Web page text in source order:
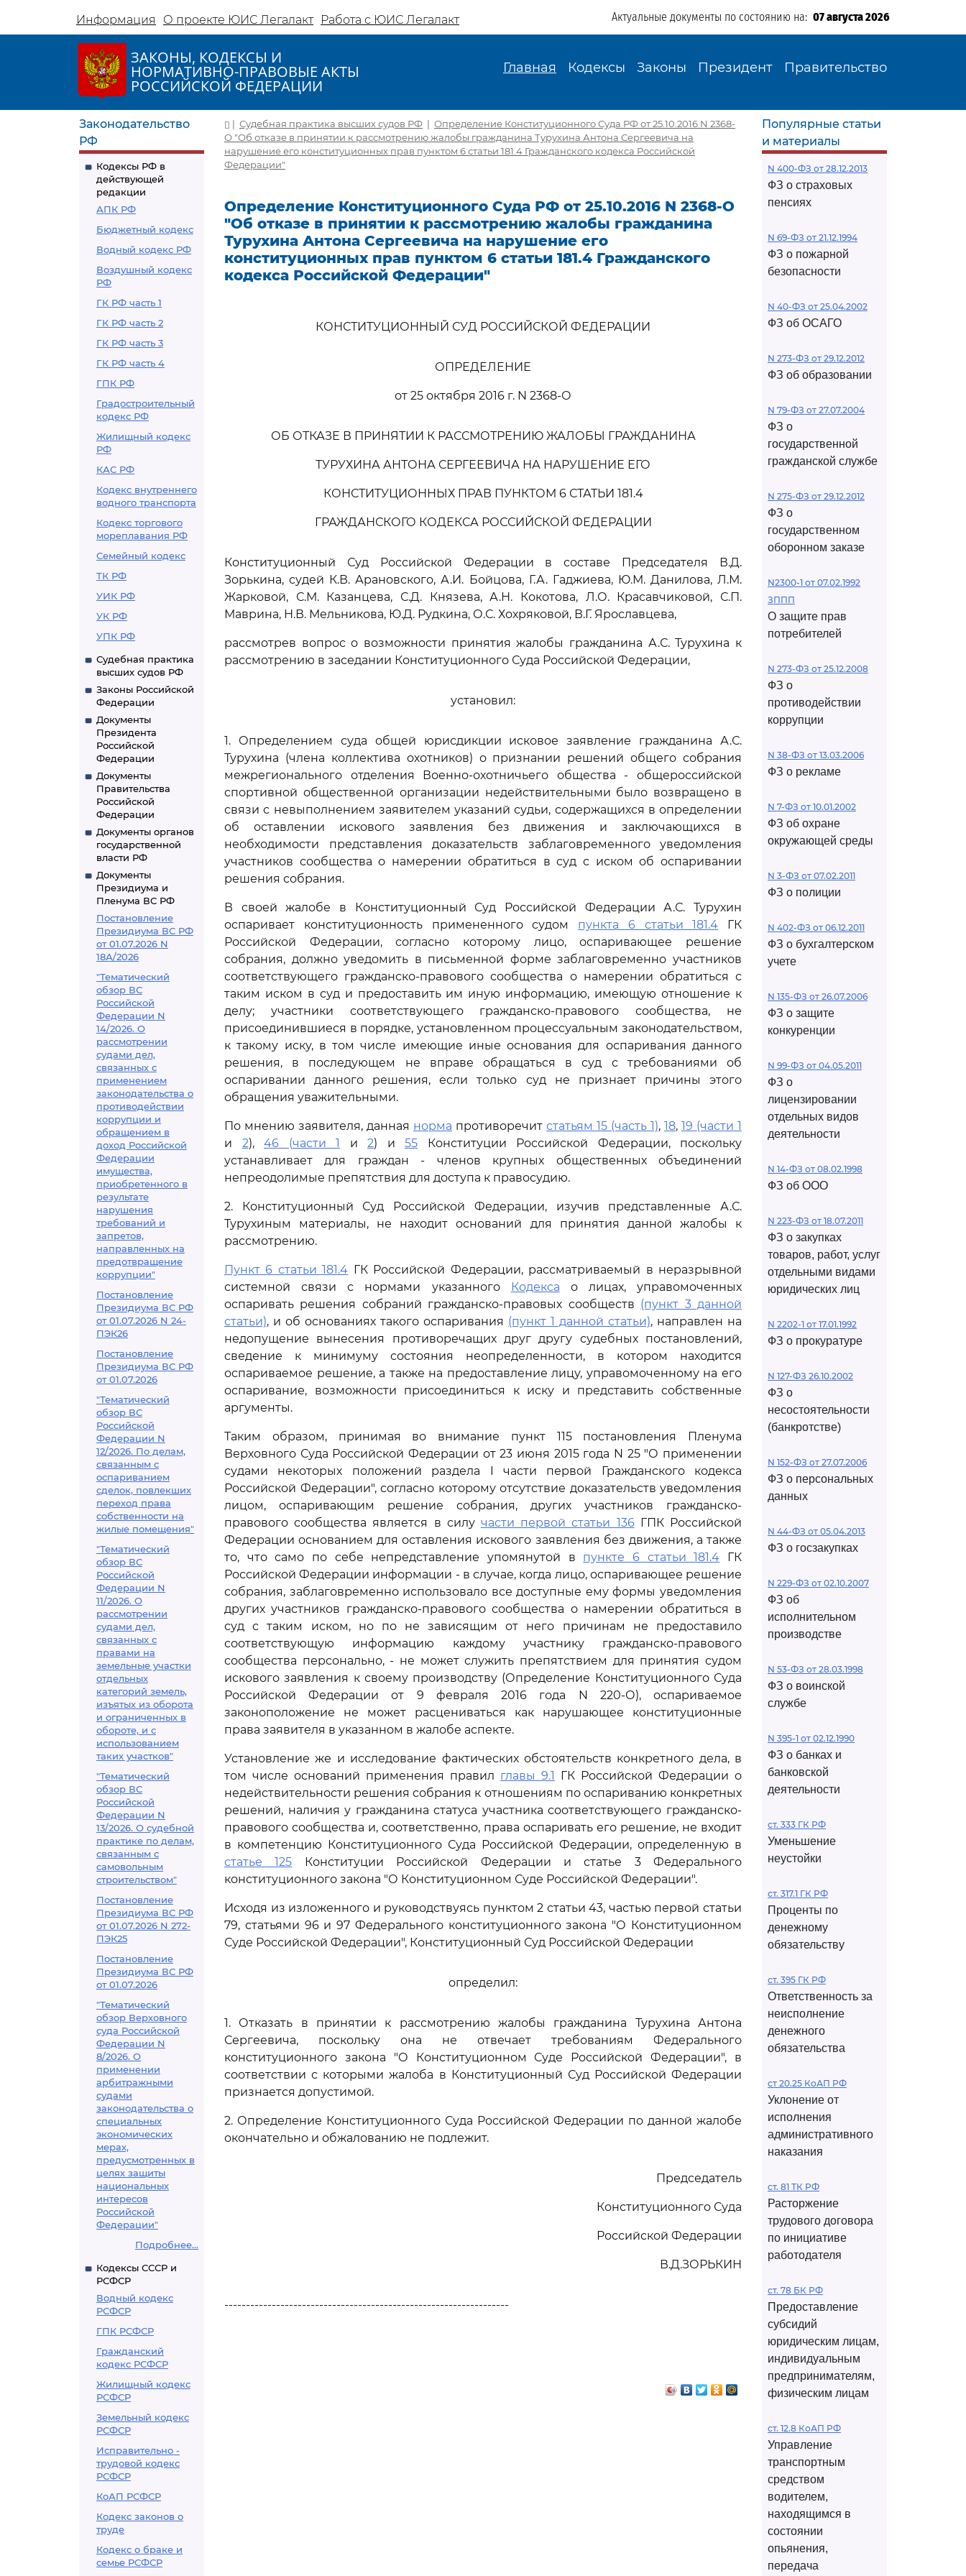
Информация О проекте ЮИС Легалакт Работа с ЮИС Легалакт Актуальные документы по состоянию на: 07 августа 2026
ЗАКОНЫ, КОДЕКСЫ И
НОРМАТИВНО-ПРАВОВЫЕ АКТЫ
РОССИЙСКОЙ ФЕДЕРАЦИИ
Главная Кодексы Законы Президент Правительство
Законодательство
РФ
Кодексы РФ в
действующей
редакции
АПК РФ
Бюджетный кодекс
Водный кодекс РФ
Воздушный кодекс
РФ
ГК РФ часть 1
ГК РФ часть 2
ГК РФ часть 3
ГК РФ часть 4
ГПК РФ
Градостроительный
кодекс РФ
Жилищный кодекс
РФ
КАС РФ
Кодекс внутреннего
водного транспорта
Кодекс торгового
мореплавания РФ
Семейный кодекс
ТК РФ
УИК РФ
УК РФ
УПК РФ
Судебная практика
высших судов РФ
Законы Российской
Федерации
Документы
Президента
Российской
Федерации
Документы
Правительства
Российской
Федерации
Документы органов
государственной
власти РФ
Документы
Президиума и
Пленума ВС РФ
Постановление
Президиума ВС РФ
от 01.07.2026 N
18А/2026
"Тематический
обзор ВС
Российской
Федерации N
14/2026. О
рассмотрении
судами дел,
связанных с
применением
законодательства о
противодействии
коррупции и
обращением в
доход Российской
Федерации
имущества,
приобретенного в
результате
нарушения
требований и
запретов,
направленных на
предотвращение
коррупции"
Постановление
Президиума ВС РФ
от 01.07.2026 N 24-
ПЭК26
Постановление
Президиума ВС РФ
от 01.07.2026
"Тематический
обзор ВС
Российской
Федерации N
12/2026. По делам,
связанным с
оспариванием
сделок, повлекших
переход права
собственности на
жилые помещения"
"Тематический
обзор ВС
Российской
Федерации N
11/2026. О
рассмотрении
судами дел,
связанных с
правами на
земельные участки
отдельных
категорий земель,
изъятых из оборота
и ограниченных в
обороте, и с
использованием
таких участков"
"Тематический
обзор ВС
Российской
Федерации N
13/2026. О судебной
практике по делам,
связанным с
самовольным
строительством"
Постановление
Президиума ВС РФ
от 01.07.2026 N 272-
ПЭК25
Постановление
Президиума ВС РФ
от 01.07.2026
"Тематический
обзор Верховного
суда Российской
Федерации N
8/2026. О
применении
арбитражными
судами
законодательства о
специальных
экономических
мерах,
предусмотренных в
целях защиты
национальных
интересов
Российской
Федерации"
Подробнее...
Кодексы СССР и
РСФСР
Водный кодекс
РСФСР
ГПК РСФСР
Гражданский
кодекс РСФСР
Жилищный кодекс
РСФСР
Земельный кодекс
РСФСР
Исправительно -
трудовой кодекс
РСФСР
КоАП РСФСР
Кодекс законов о
труде
Кодекс о браке и
семье РСФСР
| Судебная практика высших судов РФ | Определение Конституционного Суда РФ от 25.10.2016 N 2368-
О "Об отказе в принятии к рассмотрению жалобы гражданина Турухина Антона Сергеевича на
нарушение его конституционных прав пунктом 6 статьи 181.4 Гражданского кодекса Российской
Федерации"
Определение Конституционного Суда РФ от 25.10.2016 N 2368-О
"Об отказе в принятии к рассмотрению жалобы гражданина
Турухина Антона Сергеевича на нарушение его
конституционных прав пунктом 6 статьи 181.4 Гражданского
кодекса Российской Федерации"
КОНСТИТУЦИОННЫЙ СУД РОССИЙСКОЙ ФЕДЕРАЦИИ
ОПРЕДЕЛЕНИЕ
от 25 октября 2016 г. N 2368-О
ОБ ОТКАЗЕ В ПРИНЯТИИ К РАССМОТРЕНИЮ ЖАЛОБЫ ГРАЖДАНИНА
ТУРУХИНА АНТОНА СЕРГЕЕВИЧА НА НАРУШЕНИЕ ЕГО
КОНСТИТУЦИОННЫХ ПРАВ ПУНКТОМ 6 СТАТЬИ 181.4
ГРАЖДАНСКОГО КОДЕКСА РОССИЙСКОЙ ФЕДЕРАЦИИ
Конституционный Суд Российской Федерации в составе Председателя В.Д.
Зорькина, судей К.В. Арановского, А.И. Бойцова, Г.А. Гаджиева, Ю.М. Данилова, Л.М.
Жарковой, С.М. Казанцева, С.Д. Князева, А.Н. Кокотова, Л.О. Красавчиковой, С.П.
Маврина, Н.В. Мельникова, Ю.Д. Рудкина, О.С. Хохряковой, В.Г. Ярославцева,
рассмотрев вопрос о возможности принятия жалобы гражданина А.С. Турухина к
рассмотрению в заседании Конституционного Суда Российской Федерации,
установил:
1. Определением суда общей юрисдикции исковое заявление гражданина А.С.
Турухина (члена коллектива охотников) о признании решений общего собрания
межрегионального отделения Военно-охотничьего общества - общероссийской
спортивной общественной организации недействительными было возвращено в
связи с невыполнением заявителем указаний судьи, содержащихся в определении
об оставлении искового заявления без движения и заключающихся в
необходимости представления доказательств заблаговременного уведомления
участников сообщества о намерении обратиться в суд с иском об оспаривании
решения собрания.
В своей жалобе в Конституционный Суд Российской Федерации А.С. Турухин
оспаривает конституционность примененного судом пункта 6 статьи 181.4 ГК
Российской Федерации, согласно которому лицо, оспаривающее решение
собрания, должно уведомить в письменной форме заблаговременно участников
соответствующего гражданско-правового сообщества о намерении обратиться с
таким иском в суд и предоставить им иную информацию, имеющую отношение к
делу; участники соответствующего гражданско-правового сообщества, не
присоединившиеся в порядке, установленном процессуальным законодательством,
к такому иску, в том числе имеющие иные основания для оспаривания данного
решения, в последующем не вправе обращаться в суд с требованиями об
оспаривании данного решения, если только суд не признает причины этого
обращения уважительными.
По мнению заявителя, данная норма противоречит статьям 15 (часть 1), 18, 19 (части 1
и 2), 46 (части 1 и 2) и 55 Конституции Российской Федерации, поскольку
устанавливает для граждан - членов крупных общественных объединений
непреодолимые препятствия для доступа к правосудию.
2. Конституционный Суд Российской Федерации, изучив представленные А.С.
Турухиным материалы, не находит оснований для принятия данной жалобы к
рассмотрению.
Пункт 6 статьи 181.4 ГК Российской Федерации, рассматриваемый в неразрывной
системной связи с нормами указанного
Кодекса о лицах, управомоченных
оспаривать решения собраний гражданско-правовых сообществ (пункт 3 данной
статьи), и об основаниях такого оспаривания (пункт 1 данной статьи), направлен на
недопущение вынесения противоречащих друг другу судебных постановлений,
сведение к минимуму состояния неопределенности, в котором находится
оспариваемое решение, а также на предоставление лицу, управомоченному на его
оспаривание, возможности присоединиться к иску и представить собственные
аргументы.
Таким образом, принимая во внимание пункт 115 постановления Пленума
Верховного Суда Российской Федерации от 23 июня 2015 года N 25 "О применении
судами некоторых положений раздела I части первой Гражданского кодекса
Российской Федерации", согласно которому отсутствие доказательств уведомления
лицом, оспаривающим решение собрания, других участников гражданско-
правового сообщества является в силу части первой статьи 136ГПК Российской
Федерации основанием для оставления искового заявления без движения, а также
то, что само по себе непредставление упомянутой в пункте 6 статьи 181.4 ГК
Российской Федерации информации - в случае, когда лицо, оспаривающее решение
собрания, заблаговременно использовало все доступные ему формы уведомления
других участников гражданско-правового сообщества о намерении обратиться в
суд с таким иском, но по не зависящим от него причинам не предоставило
соответствующую информацию каждому участнику гражданско-правового
сообщества персонально, - не может служить препятствием для принятия судом
искового заявления к своему производству (Определение Конституционного Суда
Российской Федерации от 9 февраля 2016 года N 220-О), оспариваемое
законоположение не может расцениваться как нарушающее конституционные
права заявителя в указанном в жалобе аспекте.
Установление же и исследование фактических обстоятельств конкретного дела, в
том числе оснований применения правил главы 9.1 ГК Российской Федерации о
недействительности решения собрания к отношениям по оспариванию конкретных
решений, наличия у гражданина статуса участника соответствующего гражданско-
правового сообщества и, соответственно, права оспаривать его решение, не входит
в компетенцию Конституционного Суда Российской Федерации, определенную в
статье 125 Конституции Российской Федерации и статье 3 Федерального
конституционного закона "О Конституционном Суде Российской Федерации".
Исходя из изложенного и руководствуясь пунктом 2 статьи 43, частью первой статьи
79, статьями 96 и 97 Федерального конституционного закона "О Конституционном
Суде Российской Федерации", Конституционный Суд Российской Федерации
определил:
1. Отказать в принятии к рассмотрению жалобы гражданина Турухина Антона
Сергеевича, поскольку она не отвечает требованиям Федерального
конституционного закона "О Конституционном Суде Российской Федерации", в
соответствии с которыми жалоба в Конституционный Суд Российской Федерации
признается допустимой.
2. Определение Конституционного Суда Российской Федерации по данной жалобе
окончательно и обжалованию не подлежит.
Председатель
Конституционного Суда
Российской Федерации
В.Д.ЗОРЬКИН
------------------------------------------------------------------
Популярные статьи
и материалы
N 400-ФЗ от 28.12.2013
ФЗ о страховых
пенсиях
N 69-ФЗ от 21.12.1994
ФЗ о пожарной
безопасности
N 40-ФЗ от 25.04.2002
ФЗ об ОСАГО
N 273-ФЗ от 29.12.2012
ФЗ об образовании
N 79-ФЗ от 27.07.2004
ФЗ о
государственной
гражданской службе
N 275-ФЗ от 29.12.2012
ФЗ о
государственном
оборонном заказе
N2300-1 от 07.02.1992
ЗППП
О защите прав
потребителей
N 273-ФЗ от 25.12.2008
ФЗ о
противодействии
коррупции
N 38-ФЗ от 13.03.2006
ФЗ о рекламе
N 7-ФЗ от 10.01.2002
ФЗ об охране
окружающей среды
N 3-ФЗ от 07.02.2011
ФЗ о полиции
N 402-ФЗ от 06.12.2011
ФЗ о бухгалтерском
учете
N 135-ФЗ от 26.07.2006
ФЗ о защите
конкуренции
N 99-ФЗ от 04.05.2011
ФЗ о
лицензировании
отдельных видов
деятельности
N 14-ФЗ от 08.02.1998
ФЗ об ООО
N 223-ФЗ от 18.07.2011
ФЗ о закупках
товаров, работ, услуг
отдельными видами
юридических лиц
N 2202-1 от 17.01.1992
ФЗ о прокуратуре
N 127-ФЗ 26.10.2002
ФЗ о
несостоятельности
(банкротстве)
N 152-ФЗ от 27.07.2006
ФЗ о персональных
данных
N 44-ФЗ от 05.04.2013
ФЗ о госзакупках
N 229-ФЗ от 02.10.2007
ФЗ об
исполнительном
производстве
N 53-ФЗ от 28.03.1998
ФЗ о воинской
службе
N 395-1 от 02.12.1990
ФЗ о банках и
банковской
деятельности
ст. 333 ГК РФ
Уменьшение
неустойки
ст. 317.1 ГК РФ
Проценты по
денежному
обязательству
ст. 395 ГК РФ
Ответственность за
неисполнение
денежного
обязательства
ст 20.25 КоАП РФ
Уклонение от
исполнения
административного
наказания
ст. 81 ТК РФ
Расторжение
трудового договора
по инициативе
работодателя
ст. 78 БК РФ
Предоставление
субсидий
юридическим лицам,
индивидуальным
предпринимателям,
физическим лицам
ст. 12.8 КоАП РФ
Управление
транспортным
средством
водителем,
находящимся в
состоянии
опьянения,
передача